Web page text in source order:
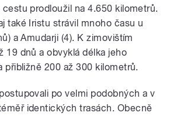
prodloužil na 4.650 kilometrů.
také Iristu strávil mnoho času u
a Amudarji (4). K zimovištím
19 dnů a obvyklá délka jeho
přibližně 200 až 300 kilometrů.
po velmi podobných a v
identických trasách. Obecně